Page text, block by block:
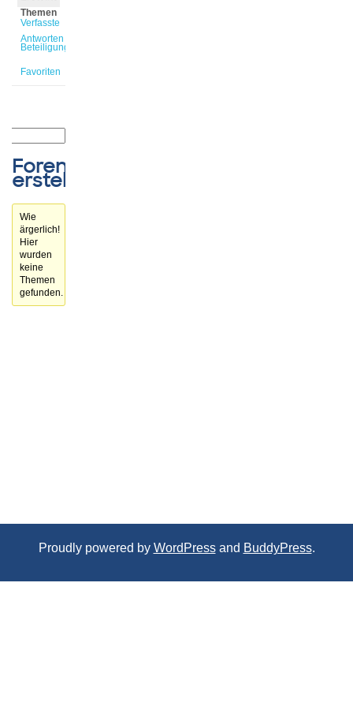
Themen
Verfasste
Antworten
Beteiligungen
Favoriten
Forenthemen
erstellt
Wie
ärgerlich!
Hier
wurden
keine
Themen
gefunden.
Proudly powered by WordPressand BuddyPress.